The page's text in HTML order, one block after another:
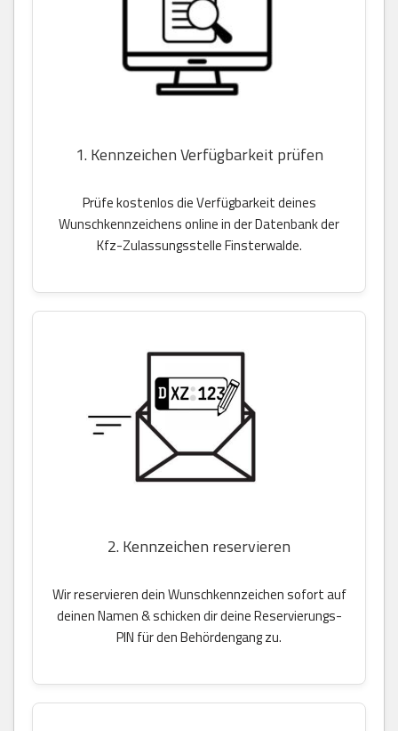
1. Kennzeichen Verfügbarkeit prüfen
Prüfe kostenlos die Verfügbarkeit deines
Wunschkennzeichens online in der Datenbank der
Kfz-Zulassungsstelle Finsterwalde.
2. Kennzeichen reservieren
Wir reservieren dein Wunschkennzeichen sofort auf
deinen Namen & schicken dir deine Reservierungs-
PIN für den Behördengang zu.